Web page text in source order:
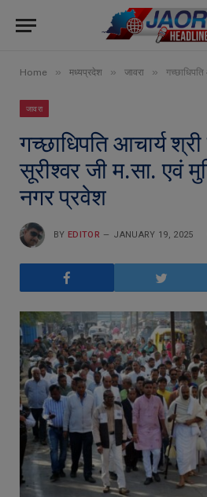
Home » मध्यप्रदेश » जावरा » गच्छाधिपति आचार्य
जावरा
गच्छाधिपति आचार्य
सूरीश्वर जी म.सा. एवं
नगर प्रवेश
BY EDITOR JANUARY 19, 2025